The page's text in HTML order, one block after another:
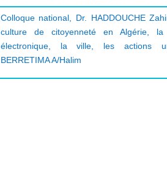
Colloque national, Dr. HADDOUCHE
culture de citoyenneté en Algérie, la
électronique, la ville, les actions
BERRETIMA A/Halim